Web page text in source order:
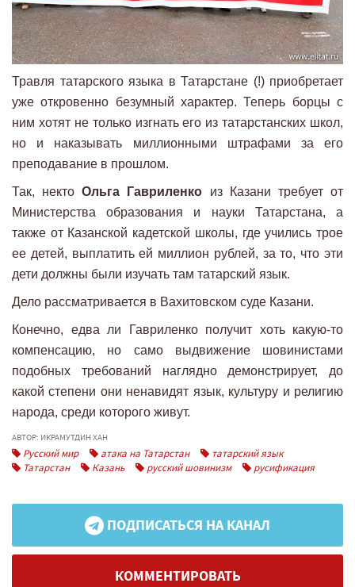
Травля татарского языка в Татарстане (!) приобретает
уже откровенно безумный характер. Теперь борцы с
ним хотят не только изгнать его из татарстанских школ,
но и наказывать миллионными штрафами за его
преподавание в прошлом.
Так, нектоОльга Гавриленко из Казани требует от
Министерства образования и науки Татарстана, а
также от Казанской кадетской школы, где учились трое
ее детей, выплатить ей миллион рублей, за то, что эти
дети должны были изучать там татарский язык.
Дело рассматривается в Вахитовском суде Казани.
Конечно, едва ли Гавриленко получит хоть какую-то
компенсацию, но само выдвижение шовинистами
подобных требований наглядно демонстрирует, до
какой степени они ненавидят язык, культуру и религию
народа, среди которого живут.
АВТОР: ИКРАМУТДИН ХАН
Русский мир атака на Татарстан
татарский язык
Татарстан
Казань русский шовинизм русификация
ПОДПИСАТЬСЯ НА КАНАЛ
КОММЕНТИРОВАТЬ